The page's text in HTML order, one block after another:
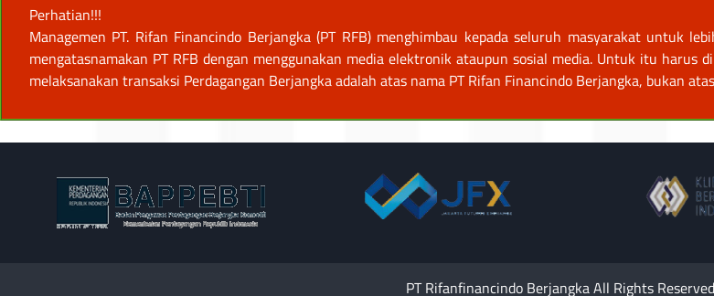
Perhatian!!!
Managemen PT. Rifan Financindo Berjangka (PT RFB) menghimbau kepada seluruh masyarakat untuk
mengatasnamakan PT RFB dengan menggunakan media elektronik ataupun sosial media. Untuk itu
melaksanakan transaksi Perdagangan Berjangka adalah atas nama PT Rifan Financindo Berjangka, bukan
PT Rifanfinancindo Berjangka All Rights